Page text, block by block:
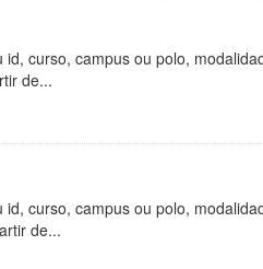
curso, campus ou polo,
de...
curso, campus ou polo,
de...